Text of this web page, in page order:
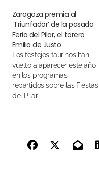
Zaragoza premia al
‘Triunfador’ de la pasada
Feria del Pilar, el torero
Emilio de Justo
Los festejos taurinos han
vuelto a aparecer este año
en los programas
repartidos sobre las Fiestas
del Pilar